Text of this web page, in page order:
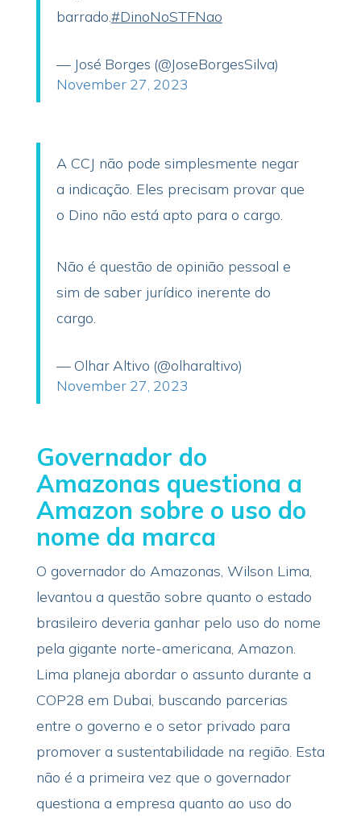
barrado.#DinoNoSTFNao
— José Borges (@JoseBorgesSilva)
November 27, 2023
A CCJ não pode simplesmente negar
a indicação. Eles precisam provar que
o Dino não está apto para o cargo.
Não é questão de opinião pessoal e
sim de saber jurídico inerente do
cargo.
— Olhar Altivo (@olharaltivo)
November 27, 2023
Governador do
Amazonas questiona a
Amazon sobre o uso do
nome da marca
O governador do Amazonas, Wilson Lima,
levantou a questão sobre quanto o estado
brasileiro deveria ganhar pelo uso do nome
pela gigante norte-americana, Amazon.
Lima planeja abordar o assunto durante a
COP28 em Dubai, buscando parcerias
entre o governo e o setor privado para
promover a sustentabilidade na região. Esta
não é a primeira vez que o governador
questiona a empresa quanto ao uso do